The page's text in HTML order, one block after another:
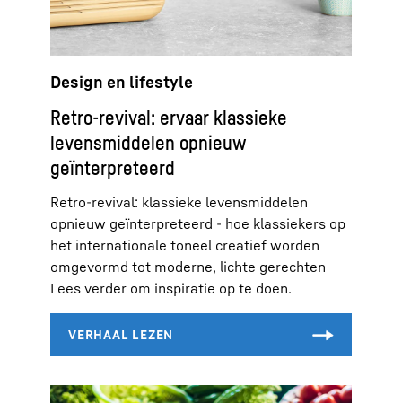
Design en lifestyle
Retro-revival: ervaar klassieke
levensmiddelen opnieuw
geïnterpreteerd
Retro-revival: klassieke levensmiddelen
opnieuw geïnterpreteerd - hoe klassiekers op
het internationale toneel creatief worden
omgevormd tot moderne, lichte gerechten
Lees verder om inspiratie op te doen.